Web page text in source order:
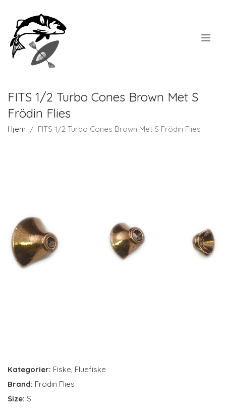
FITS 1/2 Turbo Cones Brown Met S
Frödin Flies
Hjem FITS 1/2 Turbo Cones Brown Met S Frödin Flies
Kategorier: Fiske, Fluefiske
Brand: Frodin Flies
Size: S